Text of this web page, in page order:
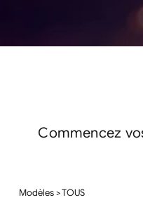
Commencez
Modèles> TOUS